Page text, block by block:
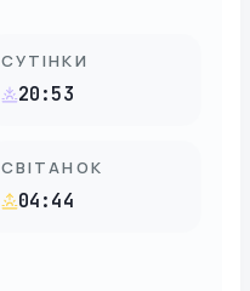
СУТІНКИ
20:53
СВІТАНОК
04:44